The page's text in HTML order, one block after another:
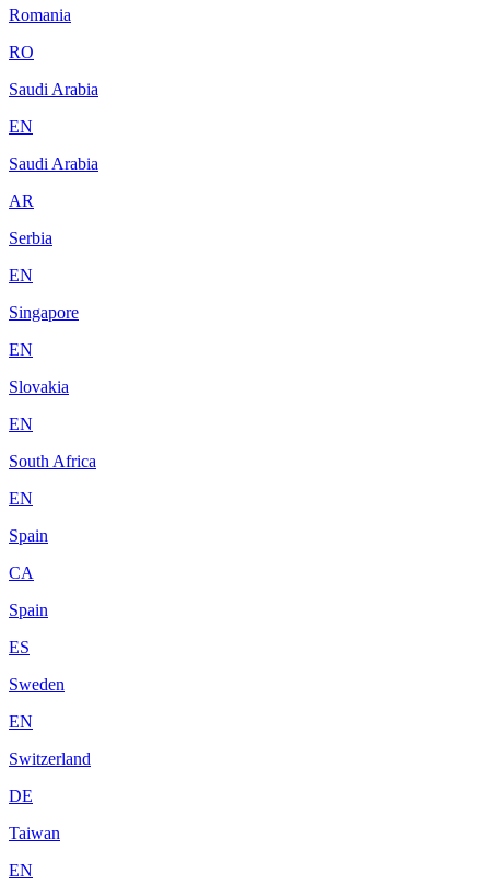
Romania
RO
Saudi Arabia
EN
Saudi Arabia
AR
Serbia
EN
Singapore
EN
Slovakia
EN
South Africa
EN
Spain
CA
Spain
ES
Sweden
EN
Switzerland
DE
Taiwan
EN